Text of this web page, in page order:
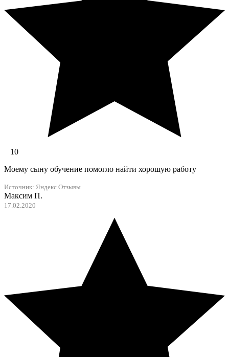
10
Моему сыну обучение помогло найти хорошую работу
Источник: Яндекс.Отзывы
Максим П.
17.02.2020